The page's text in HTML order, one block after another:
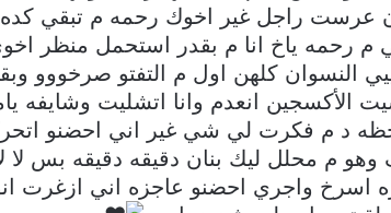
عرست راجل غير اخوك رحمه م تبقي
م رحمه ياخ انا م بقدر استحمل منظر
كلهن اول م التفتو صرخووو
انعدم وانا اتشليت وشايفه
د م فكرت لي شي غير اني احضنو
م محلل ليك بنان دقيقه دقيقه بس
اسرخ واجري احضنو عاجزه اني ازغرت